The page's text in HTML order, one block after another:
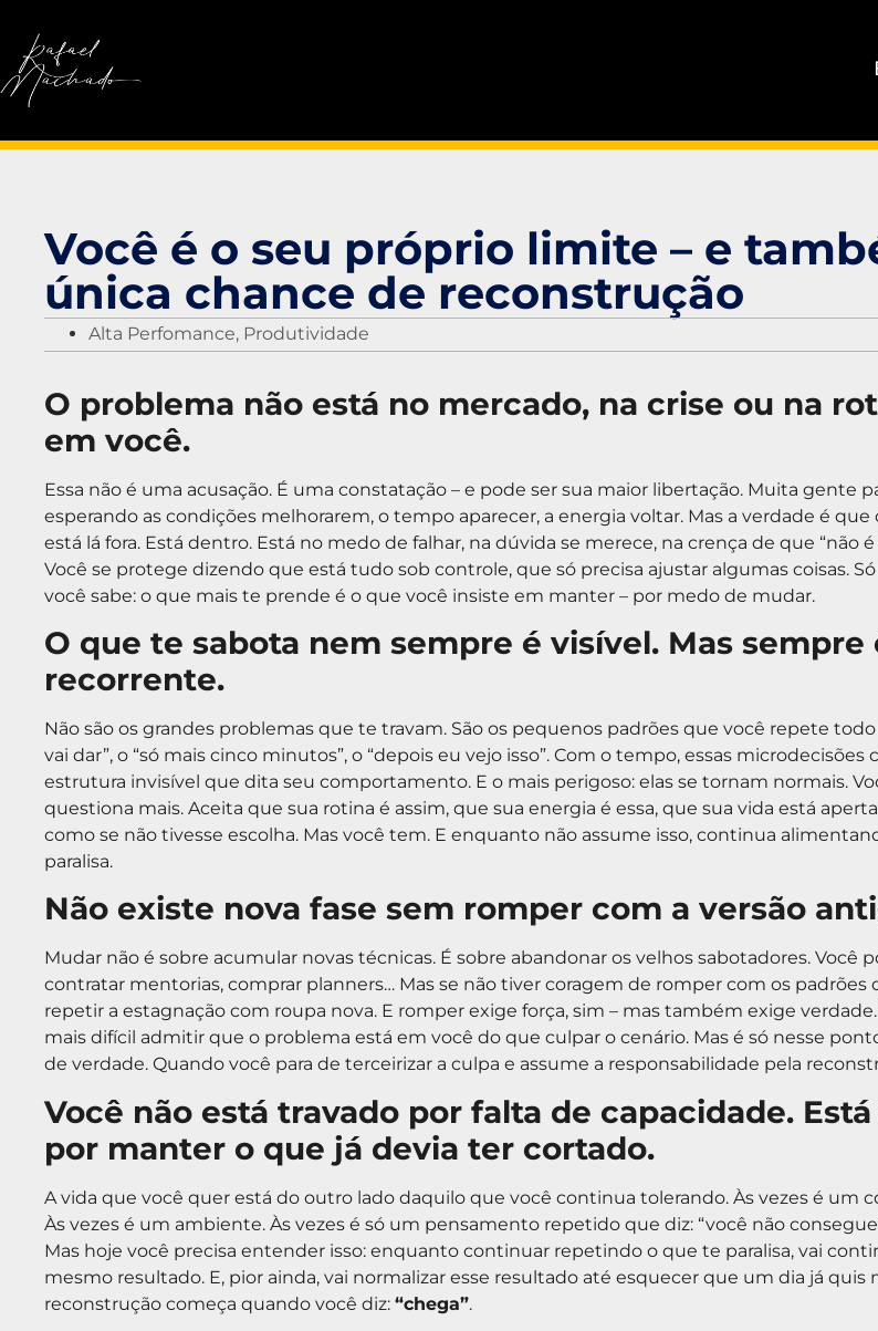
Você é o seu próprio limite – e
única chance de reconstrução
Alta Perfomance, Produtividade
O problema não está no mercado, na crise ou na
em você.
Essa não é uma acusação. É uma constatação – e pode ser sua maior libertação. Muita gente
esperando as condições melhorarem, o tempo aparecer, a energia voltar. Mas a verdade é
está lá fora. Está dentro. Está no medo de falhar, na dúvida se merece, na crença de que “não
Você se protege dizendo que está tudo sob controle, que só precisa ajustar algumas coisas.
você sabe: o que mais te prende é o que você insiste em manter – por medo de mudar.
O que te sabota nem sempre é visível. Mas sempre
recorrente.
Não são os grandes problemas que te travam. São os pequenos padrões que você repete todo
vai dar”, o “só mais cinco minutos”, o “depois eu vejo isso”. Com o tempo, essas microdecisões
estrutura invisível que dita seu comportamento. E o mais perigoso: elas se tornam normais.
questiona mais. Aceita que sua rotina é assim, que sua energia é essa, que sua vida está
como se não tivesse escolha. Mas você tem. E enquanto não assume isso, continua
paralisa.
Não existe nova fase sem romper com a versão
Mudar não é sobre acumular novas técnicas. É sobre abandonar os velhos sabotadores. Você
contratar mentorias, comprar planners… Mas se não tiver coragem de romper com os padrões
repetir a estagnação com roupa nova. E romper exige força, sim – mas também exige
mais difícil admitir que o problema está em você do que culpar o cenário. Mas é só nesse
de verdade. Quando você para de terceirizar a culpa e assume a responsabilidade pela
Você não está travado por falta de capacidade.
por manter o que já devia ter cortado.
A vida que você quer está do outro lado daquilo que você continua tolerando. Às vezes é um
Às vezes é um ambiente. Às vezes é só um pensamento repetido que diz: “você não
Mas hoje você precisa entender isso: enquanto continuar repetindo o que te paralisa, vai
mesmo resultado. E, pior ainda, vai normalizar esse resultado até esquecer que um dia já quis
reconstrução começa quando você diz: “chega”.